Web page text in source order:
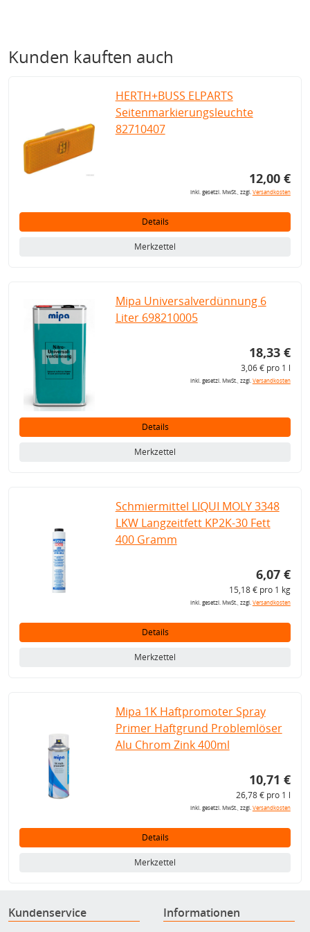
Kunden kauften auch
HERTH+BUSS ELPARTS
Seitenmarkierungsleuchte
82710407
12,00 €
inkl. gesetzl. MwSt., zzgl.Versandkosten
Details
Merkzettel
Mipa Universalverdünnung 6
Liter 698210005
18,33 €
3,06 € pro 1 l
inkl. gesetzl. MwSt., zzgl.Versandkosten
Details
Merkzettel
Schmiermittel LIQUI MOLY 3348
LKW Langzeitfett KP2K-30 Fett
400 Gramm
6,07 €
15,18 € pro 1 kg
inkl. gesetzl. MwSt., zzgl.Versandkosten
Details
Merkzettel
Mipa 1K Haftpromoter Spray
Primer Haftgrund Problemlöser
Alu Chrom Zink 400ml
10,71 €
26,78 € pro 1 l
inkl. gesetzl. MwSt., zzgl.Versandkosten
Details
Merkzettel
Kundenservice Informationen